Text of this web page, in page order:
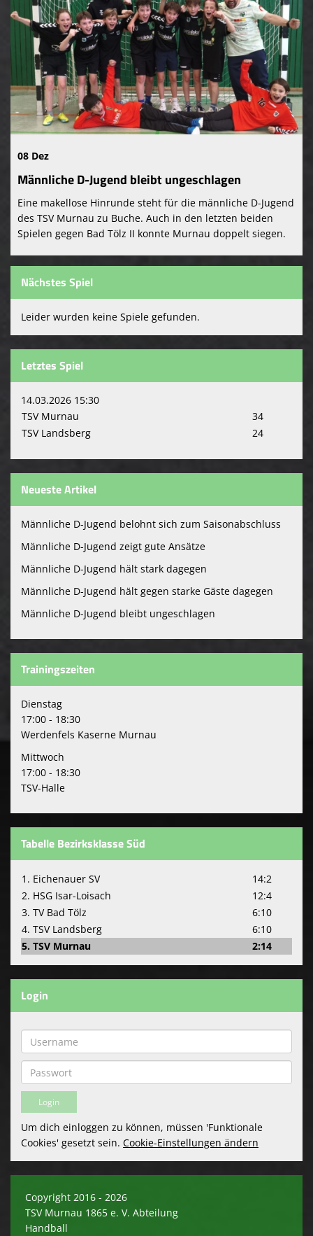
08 Dez
Männliche D-Jugend bleibt ungeschlagen
Eine makellose Hinrunde steht für die männliche D-Jugend
des TSV Murnau zu Buche. Auch in den letzten beiden
Spielen gegen Bad Tölz II konnte Murnau doppelt siegen.
Nächstes Spiel
Leider wurden keine Spiele gefunden.
Letztes Spiel
14.03.2026 15:30
TSV Murnau
34
TSV Landsberg
24
Neueste Artikel
Männliche D-Jugend belohnt sich zum Saisonabschluss
Männliche D-Jugend zeigt gute Ansätze
Männliche D-Jugend hält stark dagegen
Männliche D-Jugend hält gegen starke Gäste dagegen
Männliche D-Jugend bleibt ungeschlagen
Trainingszeiten
Dienstag
17:00 - 18:30
Werdenfels Kaserne Murnau
Mittwoch
17:00 - 18:30
TSV-Halle
Tabelle Bezirksklasse Süd
1. Eichenauer SV
14:2
2. HSG Isar-Loisach
12:4
3. TV Bad Tölz
6:10
4. TSV Landsberg
6:10
5. TSV Murnau
2:14
Login
Um dich einloggen zu können, müssen 'Funktionale
Cookies' gesetzt sein. Cookie-Einstellungen ändern
Copyright 2016 - 2026
TSV Murnau 1865 e. V. Abteilung
Handball